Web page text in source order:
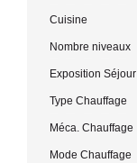
Cuisine
Nombre niveaux
Exposition Séjour
Type Chauffage
Méca. Chauffage
Mode Chauffage